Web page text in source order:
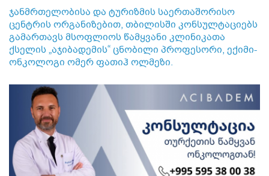
ჯანმრთელობისა და ტურიზმის საერთაშორისო
ცენტრის ორგანიზებით, თბილისში კონსულტაციებს
გამართავს მსოფლიოს წამყვანი კლინიკათა
ქსელის „აჯიბადემის“ ცნობილი პროფესორი, ექიმი-
ონკოლოგი ომერ ფათიჰ ოლმეზი.